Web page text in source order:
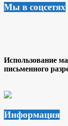
Мы в соцсетях
Использование
письменного
Информация